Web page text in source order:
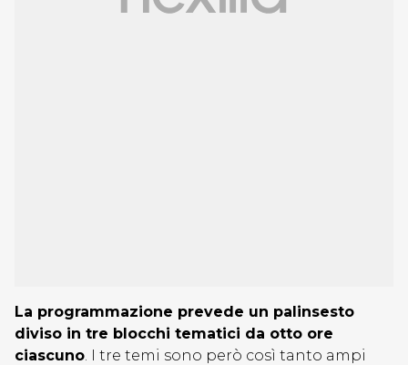
La programmazione prevede un palinsesto
diviso in tre blocchi tematici da otto ore
ciascuno. I tre temi sono però così tanto ampi